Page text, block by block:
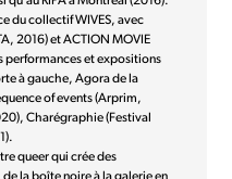
du collectif WIVES, avec
2016) et ACTION MOVIE
performances et expositions
à gauche, Agora de la
of events (Arprim,
Charégraphie (Festival
queer qui crée des